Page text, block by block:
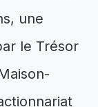
une
le Trésor